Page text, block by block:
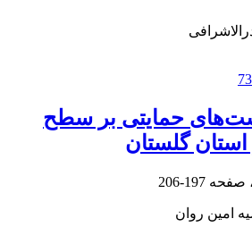
حمایتی بر سطح
گلستان
197-206
امین روان